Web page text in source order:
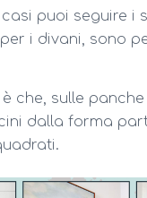
puoi seguire i
i divani, sono
è che, sulle
dalla forma